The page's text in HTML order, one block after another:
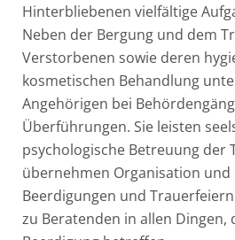
Hinterbliebenen vielfältige
Neben der Bergung und dem
Verstorbenen sowie deren
kosmetischen Behandlung
Angehörigen bei
Überführungen. Sie leisten
psychologische Betreuung der
übernehmen Organisation und
Beerdigungen und
zu Beratenden in allen Dingen,